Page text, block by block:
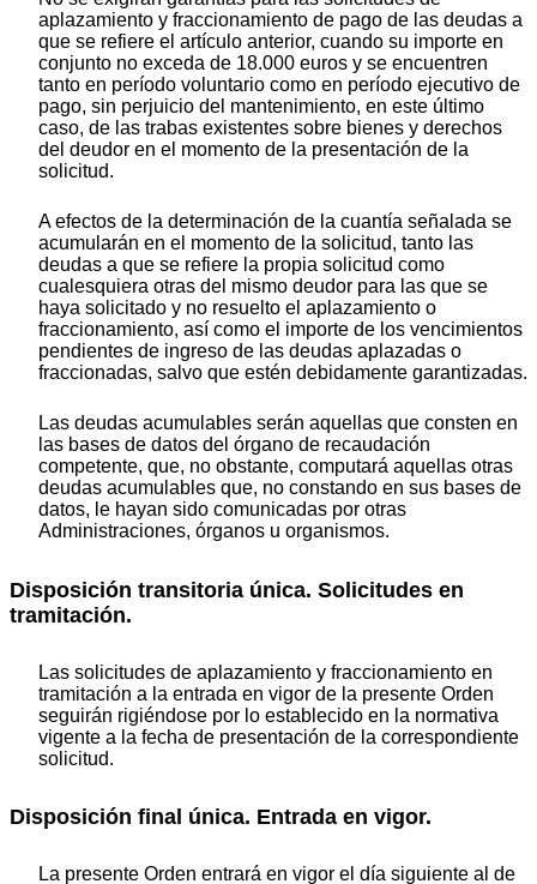
aplazamiento y fraccionamiento de pago de las deudas a
que se refiere el artículo anterior, cuando su importe en
conjunto no exceda de 18.000 euros y se encuentren
tanto en período voluntario como en período ejecutivo de
pago, sin perjuicio del mantenimiento, en este último
caso, de las trabas existentes sobre bienes y derechos
del deudor en el momento de la presentación de la
solicitud.
A efectos de la determinación de la cuantía señalada se
acumularán en el momento de la solicitud, tanto las
deudas a que se refiere la propia solicitud como
cualesquiera otras del mismo deudor para las que se
haya solicitado y no resuelto el aplazamiento o
fraccionamiento, así como el importe de los vencimientos
pendientes de ingreso de las deudas aplazadas o
fraccionadas, salvo que estén debidamente garantizadas.
Las deudas acumulables serán aquellas que consten en
las bases de datos del órgano de recaudación
competente, que, no obstante, computará aquellas otras
deudas acumulables que, no constando en sus bases de
datos, le hayan sido comunicadas por otras
Administraciones, órganos u organismos.
Disposición transitoria única. Solicitudes en
tramitación.
Las solicitudes de aplazamiento y fraccionamiento en
tramitación a la entrada en vigor de la presente Orden
seguirán rigiéndose por lo establecido en la normativa
vigente a la fecha de presentación de la correspondiente
solicitud.
Disposición final única. Entrada en vigor.
La presente Orden entrará en vigor el día siguiente al de